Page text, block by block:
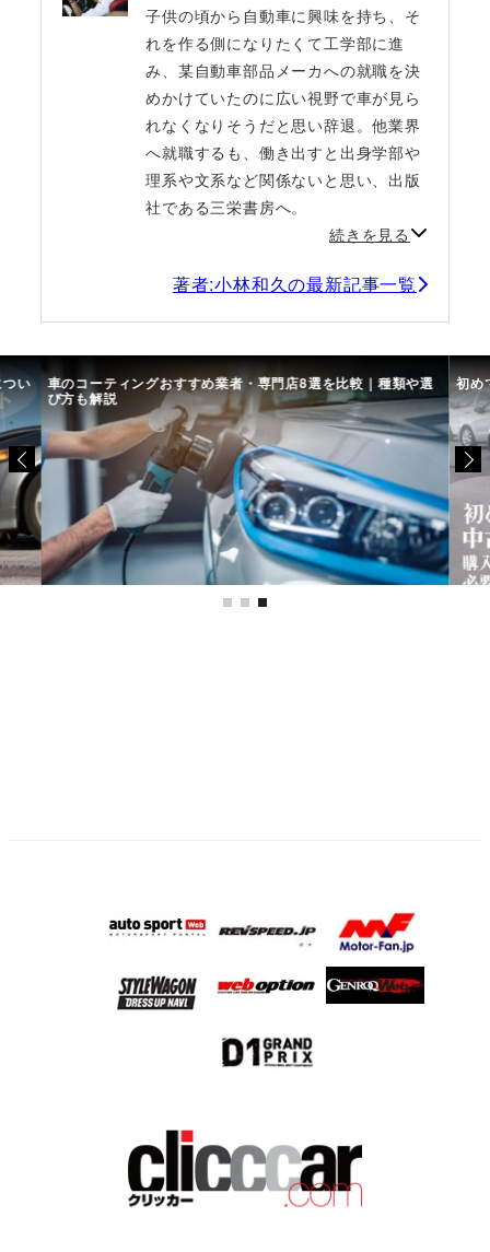
子供の頃から自動車に興味を持ち、そ
れを作る側になりたくて工学部に進
み、某自動車部品メーカへの就職を決
めかけていたのに広い視野で車が見ら
れなくなりそうだと思い辞退。他業界
へ就職するも、働き出すと出身学部や
理系や文系など関係ないと思い、出版
社である三栄書房へ。
続きを見る
著者:小林和久の最新記事一覧
い 車のコーティングおすすめ業者・専門店8選を比較｜種類や選
び方も解説
初め